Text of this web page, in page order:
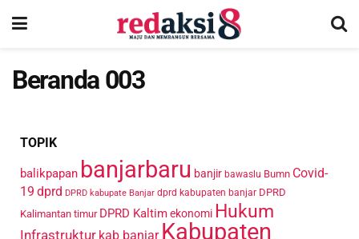
Beranda 003
TOPIK
balikpapan banjarbaru banjir bawaslu Bumn Covid-
19 dprd DPRD kabupate Banjar dprd kabupaten banjar DPRD
Kalimantan timur DPRD Kaltimekonomi Hukum
Infrastruktur kab banjar Kabupaten